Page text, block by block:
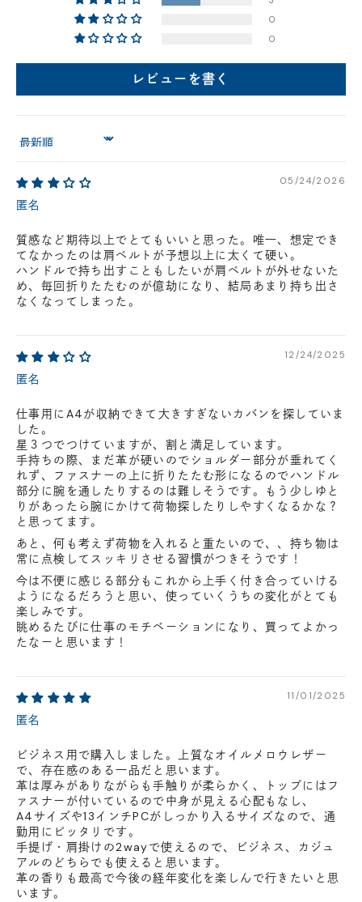
店舗に在庫がある場合、お支払金額が合計300,000
新製品については販売開始日より取扱いとなります。
※在庫状況は随時変動しているため、ご来店時に売り切れの場合がござ
います。
最新の在庫状況については、ご利用店舗に直接お問い
0
0
レビューを書く
Sort by
05/24/2026
匿名
質感など期待以上でとてもいいと思った。唯一、想定でき
てなかったのは肩ベルトが予想以上に太くて硬い。
ハンドルで持ち出すこともしたいが肩ベルトが外せないた
め、毎回折りたたむのが億劫になり、結局あまり持ち出さ
なくなってしまった。
12/24/2025
匿名
仕事用にA4が収納できて大きすぎないカバンを探していま
した。
星３つでつけていますが、割と満足しています。
手持ちの際、まだ革が硬いのでショルダー部分が垂れてく
れず、ファスナーの上に折りたたむ形になるのでハンドル
部分に腕を通したりするのは難しそうです。もう少しゆと
りがあったら腕にかけて荷物探したりしやすくなるかな？
と思ってます。
あと、何も考えず荷物を入れると重たいので、、持ち物は
常に点検してスッキリさせる習慣がつきそうです！
今は不便に感じる部分もこれから上手く付き合っていける
ようになるだろうと思い、使っていくうちの変化がとても
楽しみです。
眺めるたびに仕事のモチベーションになり、買ってよかっ
たなーと思います！
11/01/2025
匿名
ビジネス用で購入しました。上質なオイルメロウレザー
で、存在感のある一品だと思います。
革は厚みがありながらも手触りが柔らかく、トップにはフ
ァスナーが付いているので中身が見える心配もなし、
A4サイズや13インチPCがしっかり入るサイズなので、通
勤用にピッタリです。
手提げ・肩掛けの2wayで使えるので、ビジネス、カジュ
アルのどちらでも使えると思います。
革の香りも最高で今後の経年変化を楽しんで行きたいと思
います。